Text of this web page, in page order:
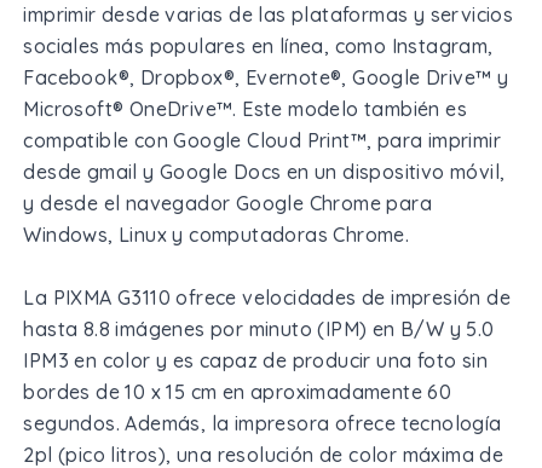
imprimir desde varias de las plataformas y servicios
sociales más populares en línea, como Instagram,
Facebook®, Dropbox®, Evernote®, Google Drive™ y
Microsoft® OneDrive™. Este modelo también es
compatible con Google Cloud Print™, para imprimir
desde gmail y Google Docs en un dispositivo móvil,
y desde el navegador Google Chrome para
Windows, Linux y computadoras Chrome.
La PIXMA G3110 ofrece velocidades de impresión de
hasta 8.8 imágenes por minuto (IPM) en B/W y 5.0
IPM3 en color y es capaz de producir una foto sin
bordes de 10 x 15 cm en aproximadamente 60
segundos. Además, la impresora ofrece tecnología
2pl (pico litros), una resolución de color máxima de